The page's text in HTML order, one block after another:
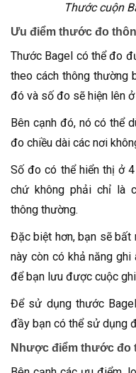
Thước cuộn
Ưu điểm thước đo
Thước Bagel có thể đo
theo cách thông thường
đó và số đo sẽ hiện lên ở
Bên cạnh đó, nó có thể
đo chiều dài các nơi
Số đo có thể hiển thị ở
chứ không phải chỉ là
thông thường.
Đặc biệt hơn, bạn sẽ bất
này còn có khả năng
để bạn lưu được cuộc
Để sử dụng thước
đầy bạn có thể sử dụng
Nhược điểm thước đo